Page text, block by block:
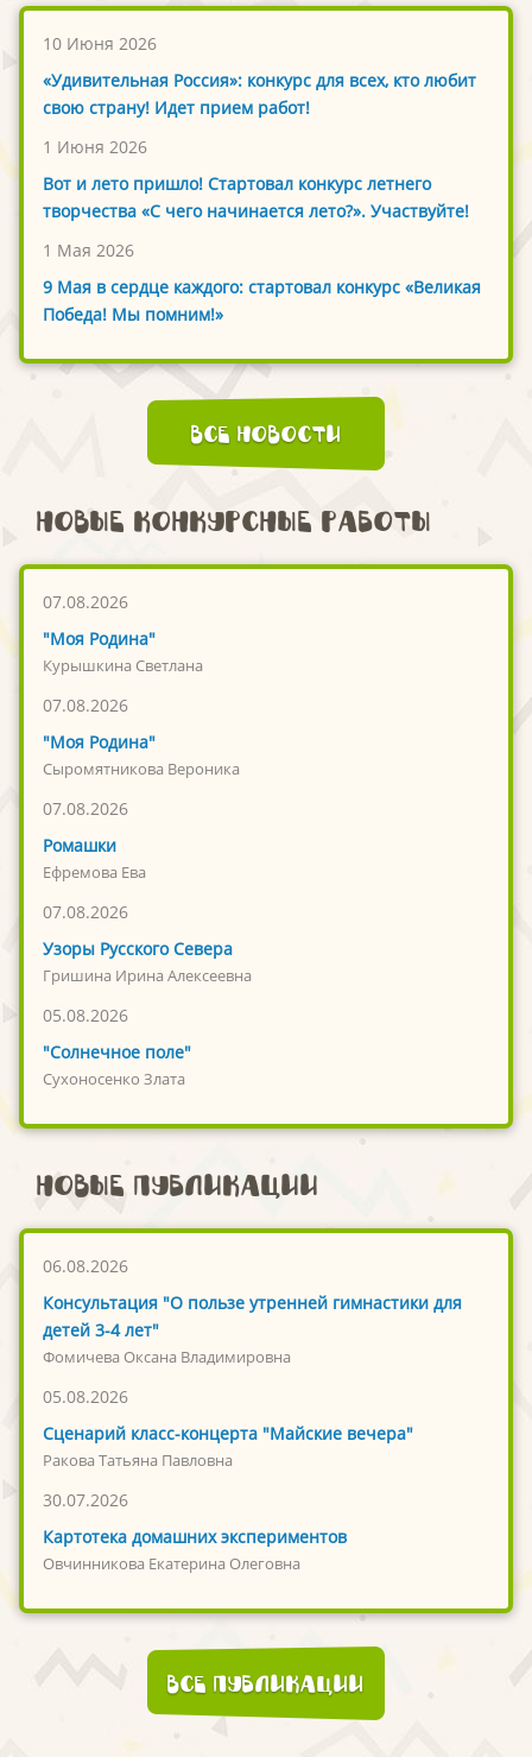
10 Июня 2026
«Удивительная Россия»: конкурс для всех, кто любит
свою страну! Идет прием работ!
1 Июня 2026
Вот и лето пришло! Стартовал конкурс летнего
творчества «С чего начинается лето?». Участвуйте!
1 Мая 2026
9 Мая в сердце каждого: стартовал конкурс «Великая
Победа! Мы помним!»
Все новости
Новые конкурсные работы
07.08.2026
"Моя Родина"
Курышкина Светлана
07.08.2026
"Моя Родина"
Сыромятникова Вероника
07.08.2026
Ромашки
Ефремова Ева
07.08.2026
Узоры Русского Севера
Гришина Ирина Алексеевна
05.08.2026
"Солнечное поле"
Сухоносенко Злата
Новые публикации
06.08.2026
Консультация "О пользе утренней гимнастики для
детей 3-4 лет"
Фомичева Оксана Владимировна
05.08.2026
Сценарий класс-концерта "Майские вечера"
Ракова Татьяна Павловна
30.07.2026
Картотека домашних экспериментов
Овчинникова Екатерина Олеговна
Все публикации